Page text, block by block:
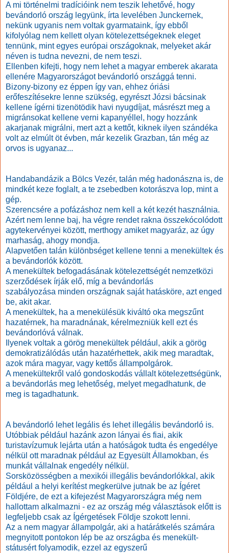
A mi történelmi tradícióink nem teszik lehetővé, hogy
bevándorló ország legyünk, írta levelében Junckernek,
nekünk ugyanis nem voltak gyarmataink, így ebből
kifolyólag nem kellett olyan kötelezettségeknek eleget
tennünk, mint egyes európai országoknak, melyeket akár
néven is tudna nevezni, de nem teszi.
Ellenben kifejti, hogy nem lehet a magyar emberek akarata
ellenére Magyarországot bevándorló országgá tenni.
Bizony-bizony ez éppen így van, ehhez óriási
erőfeszítésekre lenne szükség, egyrészt Józsi bácsinak
kellene ígérni tizenötödik havi nyugdíjat, másrészt meg a
migránsokat kellene verni kapanyéllel, hogy hozzánk
akarjanak migrálni, mert azt a kettőt, kiknek ilyen szándéka
volt az elmúlt öt évben, már kezelik Grazban, tán még az
orvos is ugyanaz...
Handabandázik a Bölcs Vezér, talán még hadonászna is, de
mindkét keze foglalt, a te zsebedben kotorászva lop, mint a
gép.
Szerencsére a pofázáshoz nem kell a két kezét használnia.
Azért nem lenne baj, ha végre rendet rakna összekócolódott
agytekervényei között, merthogy amiket magyaráz, az úgy
marhaság, ahogy mondja.
Alapvetően talán különbséget kellene tenni a menekültek és
a bevándorlók között.
A menekültek befogadásának kötelezettségét nemzetközi
szerződések írják elő, míg a bevándorlás
szabályozása minden országnak saját hatásköre, azt enged
be, akit akar.
A menekültek, ha a menekülésük kiváltó oka megszűnt
hazatérnek, ha maradnának, kérelmezniük kell ezt és
bevándorlóvá válnak.
Ilyenek voltak a görög menekültek például, akik a görög
demokratizálódás után hazatérhettek, akik meg maradtak,
azok mára magyar, vagy kettős állampolgárok.
A menekültekről való gondoskodás vállalt kötelezettségünk,
a bevándorlás meg lehetőség, melyet megadhatunk, de
meg is tagadhatunk.
A bevándorló lehet legális és lehet illegális bevándorló is.
Utóbbiak például hazánk azon lányai és fiai, akik
turistavízumuk lejárta után a hatóságok tudta és engedélye
nélkül ott maradnak például az Egyesült Államokban, és
munkát vállalnak engedély nélkül.
Sorsközösségben a mexikói illegális bevándorlókkal, akik
például a helyi kerítést megkerülve jutnak be az Ígéret
Földjére, de ezt a kifejezést Magyarországra még nem
hallottam alkalmazni - ez az ország még választások előtt is
legfeljebb csak az Ígérgetések Földje szokott lenni.
Az a nem magyar állampolgár, aki a határátkelés számára
megnyitott pontokon lép be az országba és menekült-
státusért folyamodik, ezzel az egyszerű